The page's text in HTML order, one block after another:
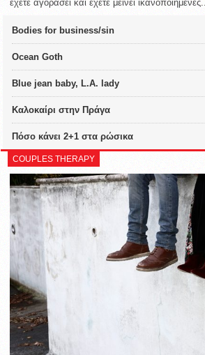
έχετε αγοράσει και έχετε μείνει ικανοποιημένες...
Bodies for business/sin
Ocean Goth
Blue jean baby, L.A. lady
Καλοκαίρι στην Πράγα
Πόσο κάνει 2+1 στα ρώσικα
COUPLES THERAPY